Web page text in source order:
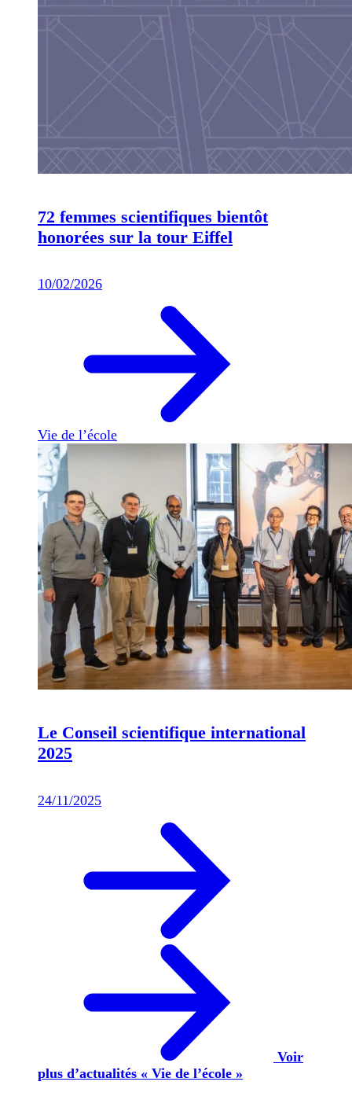
72 femmes scientifiques bientôt
honorées sur la tour Eiffel
10/02/2026
Vie de l’école
Le Conseil scientifique international
2025
24/11/2025
Voir
plus d’actualités « Vie de l’école »